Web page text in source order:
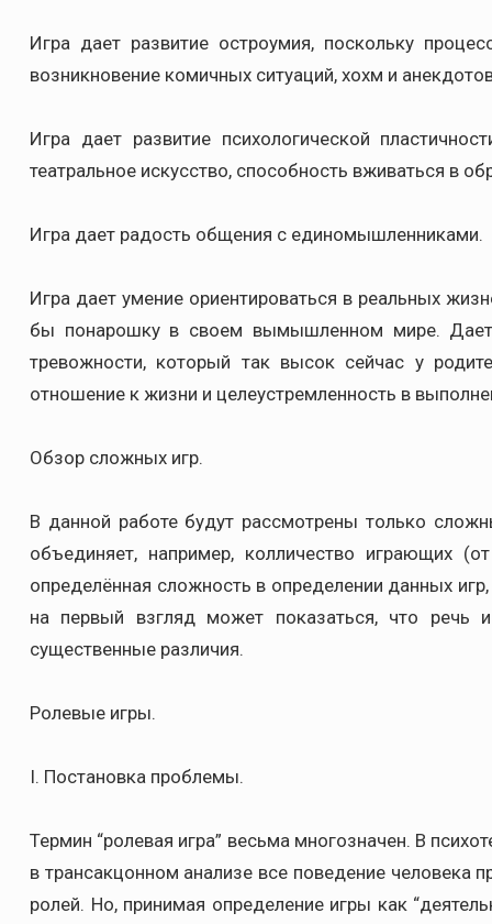
Игра дает развитие остроумия, поскольку
возникновение комичных ситуаций, хохм и
Игра дает развитие психологической
театральное искусство, способность вживаться в
Игра дает радость общения с единомышленниками.
Игра дает умение ориентироваться в реальных
бы понарошку в своем вымышленном мире. Дает
тревожности, который так высок сейчас у
отношение к жизни и целеустремленность в
Обзор сложных игр.
В данной работе будут рассмотрены только
объединяет, например, колличество играющих
определённая сложность в определении данных
на первый взгляд может показаться, что
существенные различия.
Ролевые игры.
I. Постановка проблемы.
Термин “ролевая игра” весьма многозначен. В
в трансакцонном анализе все поведение человека
ролей. Но, принимая определение игры как